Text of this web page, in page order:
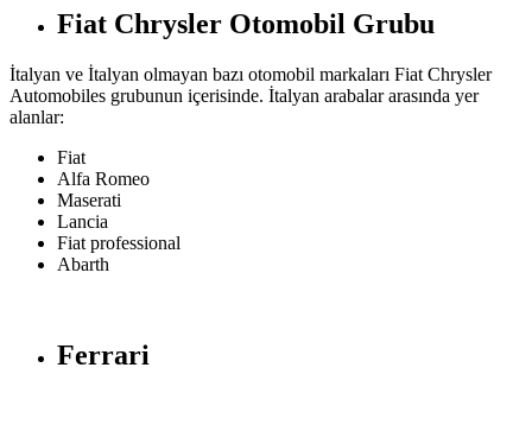
Fiat Chrysler Otomobil Grubu
İtalyan ve İtalyan olmayan bazı otomobil markaları Fiat Chrysler
Automobiles grubunun içerisinde. İtalyan arabalar arasında yer
alanlar:
Fiat
Alfa Romeo
Maserati
Lancia
Fiat professional
Abarth
Ferrari